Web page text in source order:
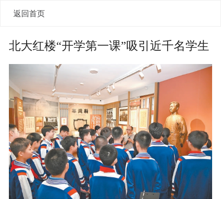
返回首页
北大红楼“开学第一课”吸引近千名学生